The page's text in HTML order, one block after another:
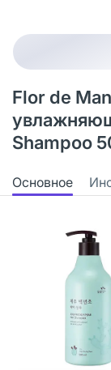
Flor de
Shampoo
Основное